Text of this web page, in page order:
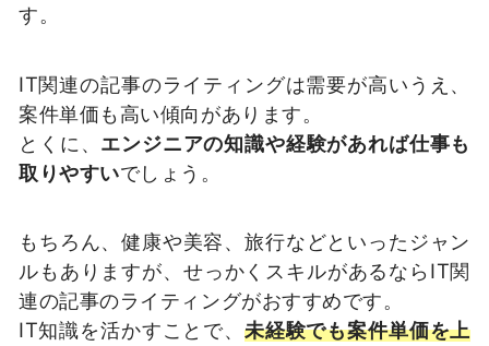
す。
IT関連の記事のライティングは需要が高いうえ、
案件単価も高い傾向があります。
とくに、 エンジニアの知識や経験があれば仕事も
取りやすいでしょう。
もちろん、健康や美容、旅行などといったジャン
ルもありますが、せっかくスキルがあるならIT関
連の記事のライティングがおすすめです。
IT知識を活かすことで、 未経験でも案件単価を上